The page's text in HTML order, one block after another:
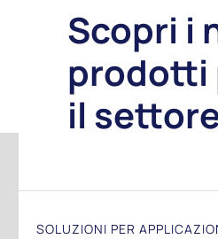
Scopri i
prodotti
il
SOLUZIONI PER